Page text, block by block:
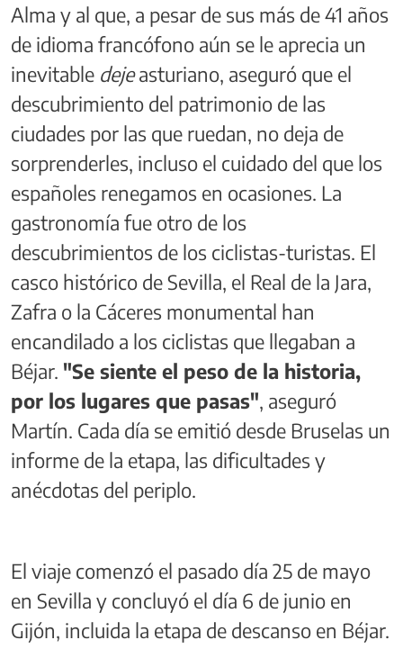
Alma y al que, a pesar de sus más de 41 años
de idioma francófono aún se le aprecia un
inevitable dejeasturiano, aseguró que el
descubrimiento del patrimonio de las
ciudades por las que ruedan, no deja de
sorprenderles, incluso el cuidado del que los
españoles renegamos en ocasiones. La
gastronomía fue otro de los
descubrimientos de los ciclistas-turistas. El
casco histórico de Sevilla, el Real de la Jara,
Zafra o la Cáceres monumental han
encandilado a los ciclistas que llegaban a
Béjar. "Se siente el peso de la historia,
por los lugares que pasas", aseguró
Martín. Cada día se emitió desde Bruselas un
informe de la etapa, las dificultades y
anécdotas del periplo.
El viaje comenzó el pasado día 25 de mayo
en Sevilla y concluyó el día 6 de junio en
Gijón, incluida la etapa de descanso en Béjar.